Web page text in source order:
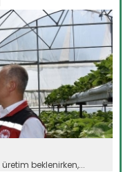
beklenirken,...